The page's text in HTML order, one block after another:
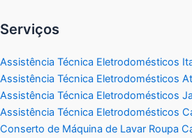
Serviços
Assistência Técnica Eletrodomésticos
Assistência Técnica Eletrodomésticos
Assistência Técnica Eletrodomésticos
Assistência Técnica Eletrodomésticos
Conserto de Máquina de Lavar Roupa